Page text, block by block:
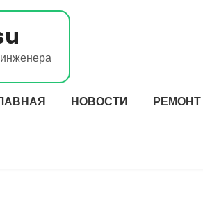
инженера
НОВОСТИ РЕМОНТ